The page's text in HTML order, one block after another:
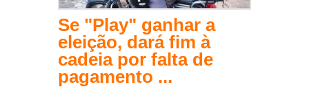
Se "Play" ganhar a
eleição, dará fim à
cadeia por falta de
pagamento ...